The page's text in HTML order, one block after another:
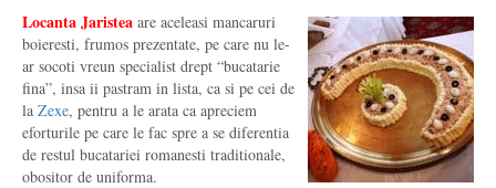
Locanta Jaristea are aceleasi mancaruri
boieresti, frumos prezentate, pe care nu le-
ar socoti vreun specialist drept “bucatarie
fina”, insa ii pastram in lista, ca si pe cei de
la Zexe, pentru a le arata ca apreciem
eforturile pe care le fac spre a se diferentia
de restul bucatariei romanesti traditionale,
obositor de uniforma.